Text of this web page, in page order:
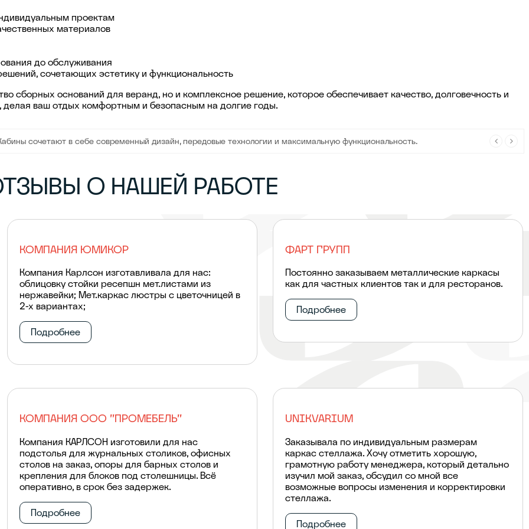
проектам
материалов
до обслуживания
сочетающих эстетику и функциональность
сборных оснований для веранд, но и комплексное решение, которое обеспечивает качество, долговечность и
ваш отдых комфортным и безопасным на долгие годы.
— стильные, прочные и удобные, чтобы сделать сортировку отходов проще и привлекательнее в любом пространстве.
сочетают в себе современный дизайн, передовые технологии и максимальную функциональность.
О НАШЕЙ РАБОТЕ
КОМПАНИЯ ЮМИКОР
Компания Карлсон изготавливала для нас:
облицовку стойки ресепшн мет.листами из
нержавейки; Мет.каркас люстры с цветочницей в
2-х вариантах;
Подробнее
ФАРТ ГРУПП
Постоянно заказываем металлические каркасы
как для частных клиентов так и для ресторанов.
Подробнее
КОМПАНИЯ ООО "ПРОМЕБЕЛЬ"
Компания КАРЛСОН изготовили для нас
подстолья для журнальных столиков, офисных
столов на заказ, опоры для барных столов и
крепления для блоков под столешницы. Всё
оперативно, в срок без задержек.
Подробнее
UNIKVARIUM
Заказывала по индивидуальным размерам
каркас стеллажа. Хочу отметить хорошую,
грамотную работу менеджера, который детально
изучил мой заказ, обсудил со мной все
возможные вопросы изменения и корректировки
стеллажа.
Подробнее